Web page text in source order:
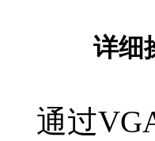
详细操
通过